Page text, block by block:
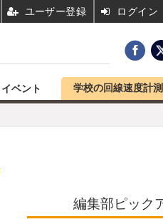
イベント 学校の回線速度計測
編集部ピック
ユーザー登録 ログイン